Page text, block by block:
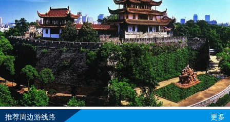
推荐周边游线路 更多